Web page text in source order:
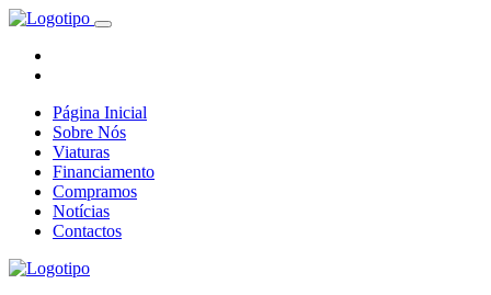
Página Inicial
Sobre Nós
Viaturas
Financiamento
Compramos
Notícias
Contactos